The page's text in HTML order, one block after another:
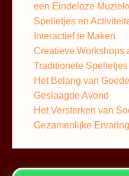
een Eindeloze
Spelletjes en
Interactief te Maken
Creatieve Workshops
Traditionele Spelletjes
Het Belang van
Geslaagde Avond
Het Versterken van
Gezamenlijke